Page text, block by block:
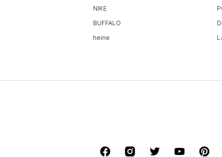
NIKE
BUFFALO
heine